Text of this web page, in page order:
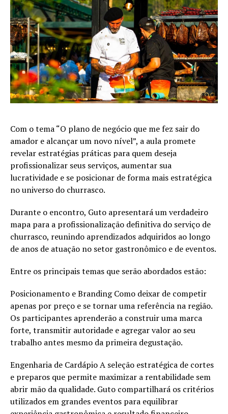
Com o tema “O plano de negócio que me fez sair do
amador e alcançar um novo nível”, a aula promete
revelar estratégias práticas para quem deseja
profissionalizar seus serviços, aumentar sua
lucratividade e se posicionar de forma mais estratégica
no universo do churrasco.
Durante o encontro, Guto apresentará um verdadeiro
mapa para a profissionalização definitiva do serviço de
churrasco, reunindo aprendizados adquiridos ao longo
de anos de atuação no setor gastronômico e de eventos.
Entre os principais temas que serão abordados estão:
Posicionamento e Branding Como deixar de competir
apenas por preço e se tornar uma referência na região.
Os participantes aprenderão a construir uma marca
forte, transmitir autoridade e agregar valor ao seu
trabalho antes mesmo da primeira degustação.
Engenharia de Cardápio A seleção estratégica de cortes
e preparos que permite maximizar a rentabilidade sem
abrir mão da qualidade. Guto compartilhará os critérios
utilizados em grandes eventos para equilibrar